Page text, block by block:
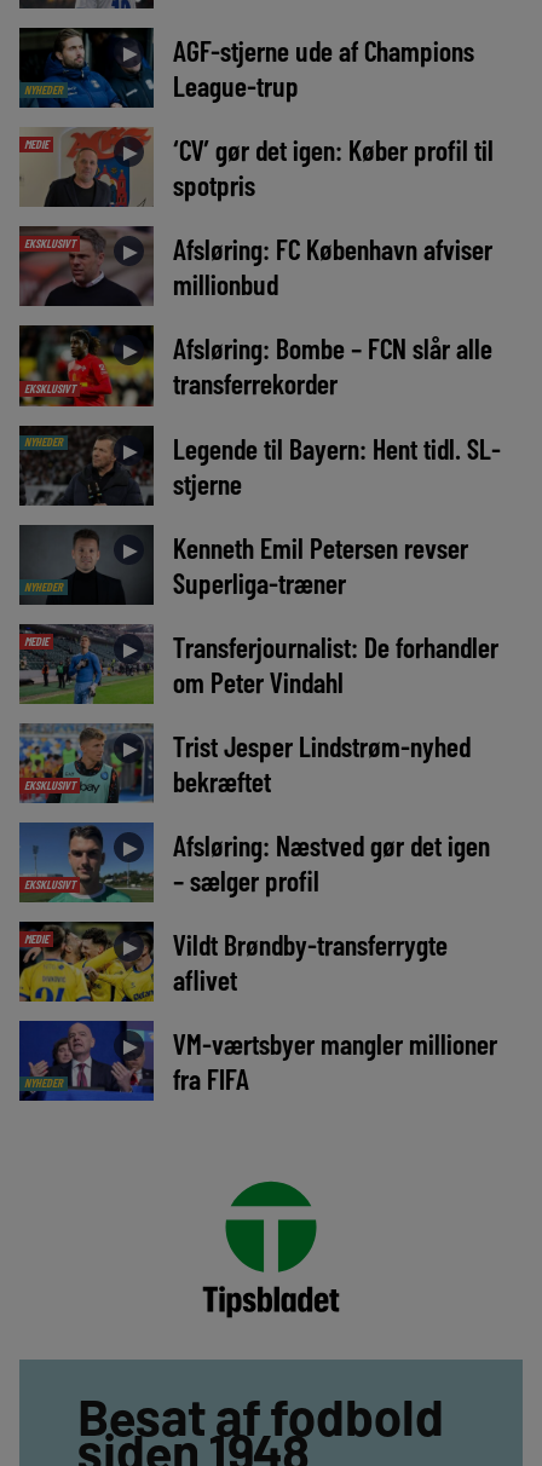
NYHEDER
►
AGF-stjerne ude af Champions
League-trup
MEDIE ►
‘CV’ gør det igen: Køber profil til
spotpris
EKSKLUSIVT ►
Afsløring: FC København afviser
millionbud
EKSKLUSIVT
►
Afsløring: Bombe – FCN slår alle
transferrekorder
NYHEDER ►
Legende til Bayern: Hent tidl. SL-
stjerne
NYHEDER
►
Kenneth Emil Petersen revser
Superliga-træner
MEDIE ►
Transferjournalist: De forhandler
om Peter Vindahl
EKSKLUSIVT
►
Trist Jesper Lindstrøm-nyhed
bekræftet
EKSKLUSIVT
►
Afsløring: Næstved gør det igen
– sælger profil
MEDIE ►
Vildt Brøndby-transferrygte
aflivet
NYHEDER
►
VM-værtsbyer mangler millioner
fra FIFA
Besat af fodbold
siden 1948